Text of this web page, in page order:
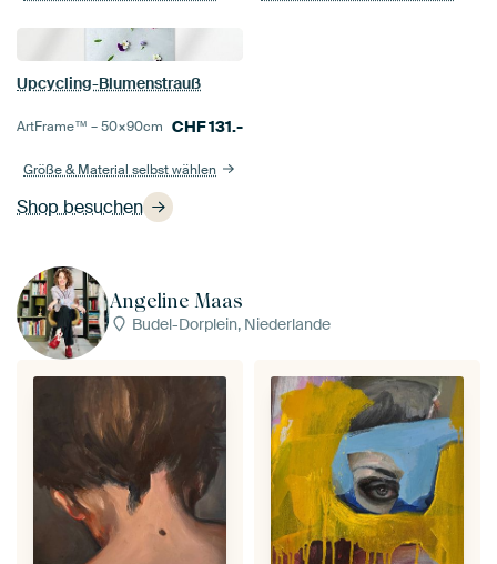
Shop besuchen
Upcycling-Blumenstrauß
ArtFrame™ –50×90cm CHF131.-
Größe & Material selbst wählen
Angeline Maas
Budel-Dorplein, Niederlande